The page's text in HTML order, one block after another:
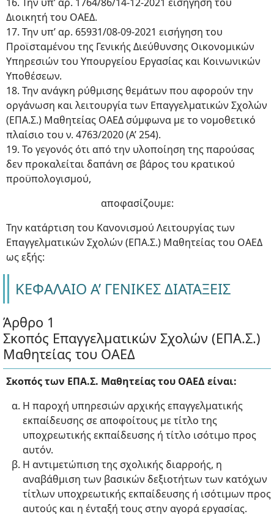
Διοικητή του ΟΑΕΔ.
17. Την υπ’ αρ. 65931/08-09-2021 εισήγηση του
Προϊσταμένου της Γενικής Διεύθυνσης Οικονομικών
Υπηρεσιών του Υπουργείου Εργασίας και Κοινωνικών
Υποθέσεων.
18. Την ανάγκη ρύθμισης θεμάτων που αφορούν την
οργάνωση και λειτουργία των Επαγγελματικών Σχολών
(ΕΠΑ.Σ.) Μαθητείας ΟΑΕΔ σύμφωνα με το νομοθετικό
πλαίσιο του ν. 4763/2020 (Α’ 254).
19. Το γεγονός ότι από την υλοποίηση της παρούσας
δεν προκαλείται δαπάνη σε βάρος του κρατικού
προϋπολογισμού,
αποφασίζουμε:
Την κατάρτιση του Κανονισμού Λειτουργίας των
Επαγγελματικών Σχολών (ΕΠΑ.Σ.) Μαθητείας του ΟΑΕΔ
ως εξής:
ΚΕΦΑΛΑΙΟ Α’ ΓΕΝΙΚΕΣ ΔΙΑΤΑΞΕΙΣ
Άρθρο 1
Σκοπός Επαγγελματικών Σχολών (ΕΠΑ.Σ.)
Μαθητείας του ΟΑΕΔ
Σκοπός των ΕΠΑ.Σ. Μαθητείας του ΟΑΕΔ είναι:
Η παροχή υπηρεσιών αρχικής επαγγελματικής
εκπαίδευσης σε αποφοίτους με τίτλο της
υποχρεωτικής εκπαίδευσης ή τίτλο ισότιμο προς
αυτόν.
Η αντιμετώπιση της σχολικής διαρροής, η
αναβάθμιση των βασικών δεξιοτήτων των κατόχων
τίτλων υποχρεωτικής εκπαίδευσης ή ισότιμων προς
αυτούς και η ένταξή τους στην αγορά εργασίας.